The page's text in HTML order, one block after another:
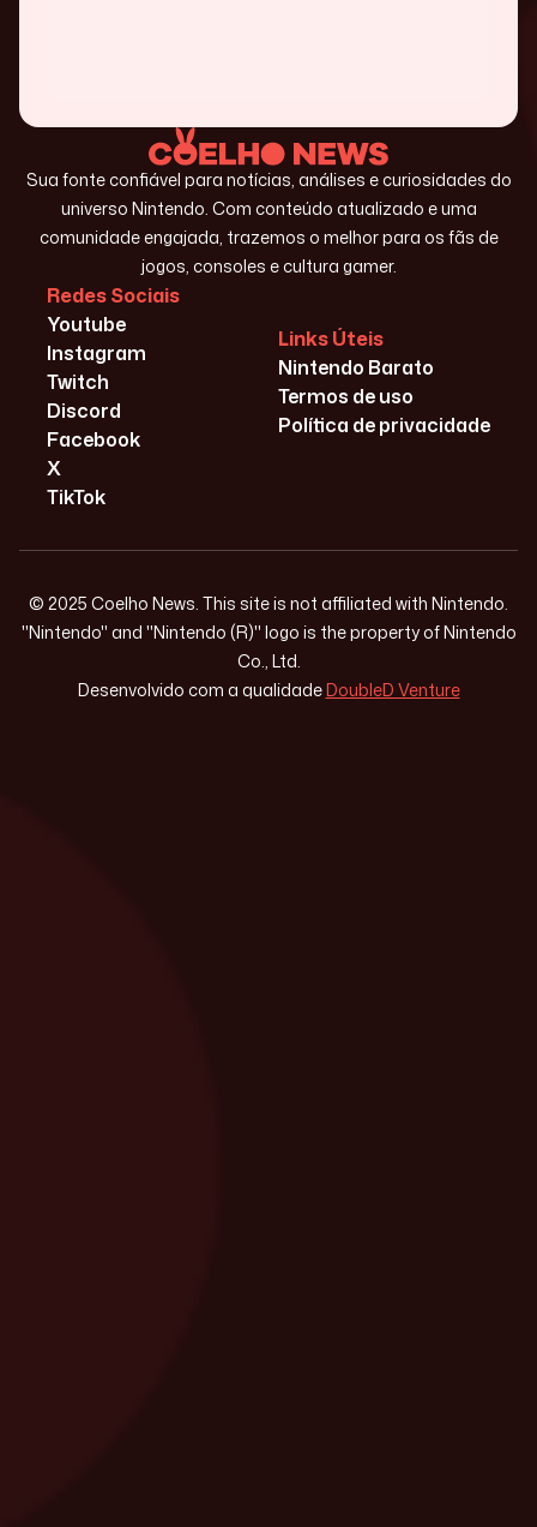
Sua fonte confiável para notícias, análises e curiosidades do
universo Nintendo. Com conteúdo atualizado e uma
comunidade engajada, trazemos o melhor para os fãs de
jogos, consoles e cultura gamer.
Redes Sociais
Youtube
Instagram
Twitch
Discord
Facebook
X
TikTok
Links Úteis
Nintendo Barato
Termos de uso
Política de privacidade
© 2025 Coelho News. This site is not affiliated with Nintendo.
"Nintendo" and "Nintendo (R)" logo is the property of Nintendo
Co., Ltd.
Desenvolvido com a qualidadeDoubleD Venture